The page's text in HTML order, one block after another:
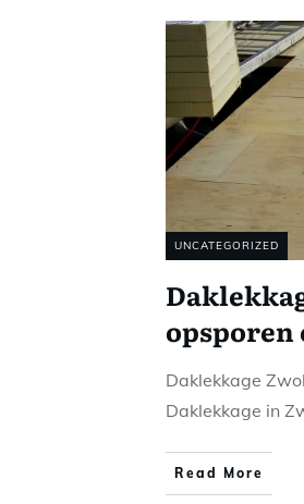
UNCATEGORIZED
opsporen
Daklekkage
Daklekkage in
Read More